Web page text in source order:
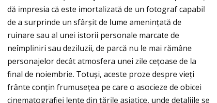
dă impresia că este imortalizată de un fotograf capabil
de a surprinde un sfârșit de lume ameninţată de
ruinare sau al unei istorii personale marcate de
neîmpliniri sau deziluzii, de parcă nu le mai rămâne
personajelor decât atmosfera unei zile ceţoase de la
final de noiembrie. Totuși, aceste proze despre vieţi
frânte conţin frumuseţea pe care o asocieze de obicei
cinematografiei lente din ţările asiatice, unde detaliile se